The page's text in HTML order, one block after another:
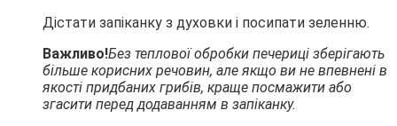
Дістати запіканку з духовки і посипати зеленню.
Важливо!Без теплової обробки печериці зберігають
більше корисних речовин, але якщо ви не впевнені в
якості придбаних грибів, краще посмажити або
згасити перед додаванням в запіканку.